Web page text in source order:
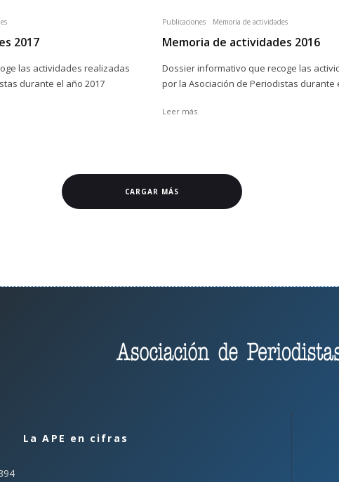
2017
las actividades realizadas
durante el año 2017
Publicaciones Memoria de actividades
Memoria de actividades 2016
Dossier informativo que recoge las
por la Asociación de Periodistas durante
Leer más
CARGAR MÁS
La APE en cifras